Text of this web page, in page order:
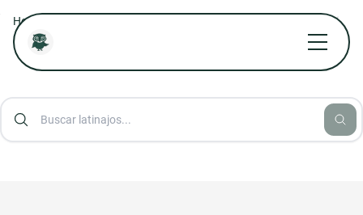
Home Diccionario Aforismos Latinos/
Ad perpetuam rei memoriam